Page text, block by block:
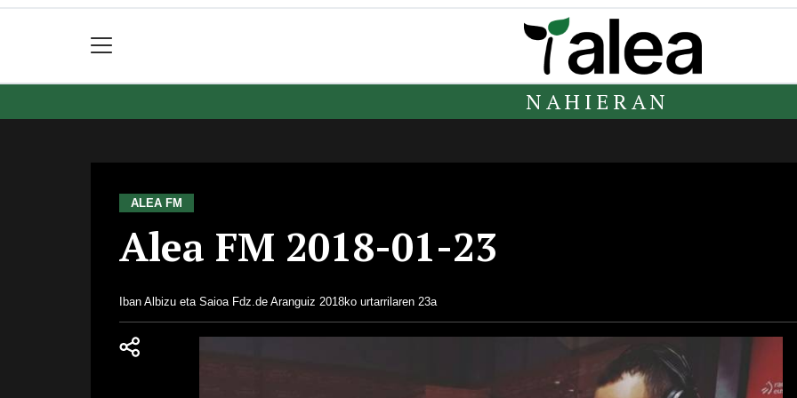
NAHIERAN
ALEA FM
Alea FM 2018-01-23
Iban Albizu eta Saioa Fdz.de Aranguiz 2018ko urtarrilaren 23a